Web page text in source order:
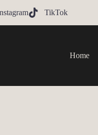
TikTok
Home